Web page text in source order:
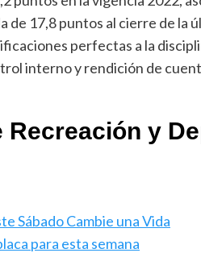
de 17,8 puntos al cierre de
perfectas a la
interno y rendición de
y
Sábado Cambie una Vida
para esta semana